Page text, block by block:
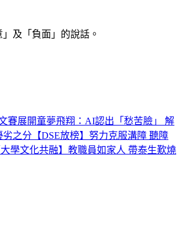
及「負面」的說話。
賽展開童夢飛翔：AI認出「愁苦臉」 解
劣之分 【DSE放榜】努力克服溝障 聽障
大學文化共融】教職員如家人 帶泰生歎燒